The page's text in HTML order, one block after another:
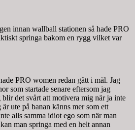
innan wallball stationen så hade PRO
springa bakom en rygg vilket var
PRO women redan gått i mål. Jag
som startade senare eftersom jag
det svårt att motivera mig när ja inte
ute på banan känns mer som ett
alls samma idiot ego som när man
man springa med en helt annan